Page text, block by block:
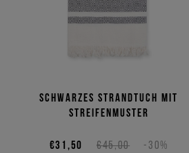
Schwarzes Strandtuch mit
Streifenmuster
€45,00 -30%
€31,50